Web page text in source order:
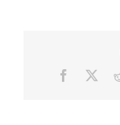
Facebook